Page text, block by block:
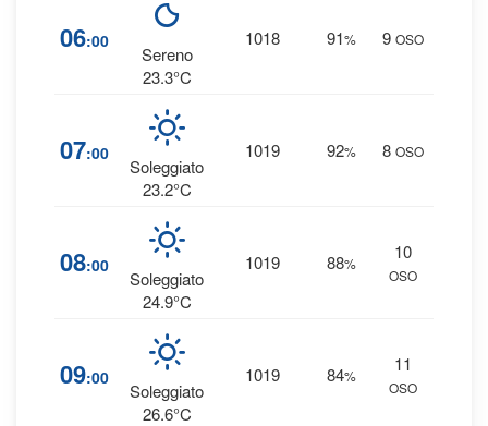
06:00
Sereno
23.3°C
1018 91% 9 OSO
07:00
Soleggiato
23.2°C
1019 92% 8 OSO
08:00
Soleggiato
24.9°C
1019 88%
10
OSO
09:00
Soleggiato
26.6°C
1019 84%
11
OSO